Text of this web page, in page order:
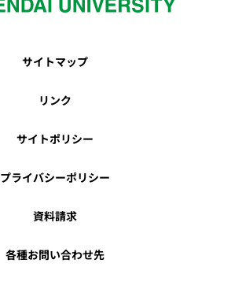
サイトマップ
リンク
サイトポリシー
プライバシーポリシー
資料請求
各種お問い合わせ先